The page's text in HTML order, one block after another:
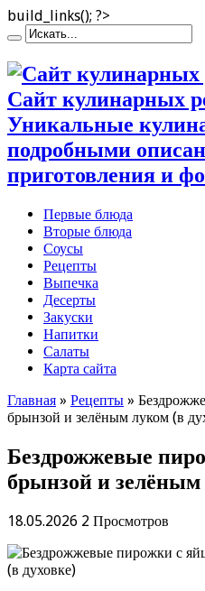
build_links(); ?>
Сайт кулинарных
Уникальные
подробными
приготовления и
Первые блюда
Вторые блюда
Соусы
Рецепты
Выпечка
Десерты
Закуски
Напитки
Салаты
Карта сайта
Главная » Рецепты »
брынзой и зелёным луком (в
Бездрожжевые
брынзой и зелёным
18.05.2026 2 Просмотров